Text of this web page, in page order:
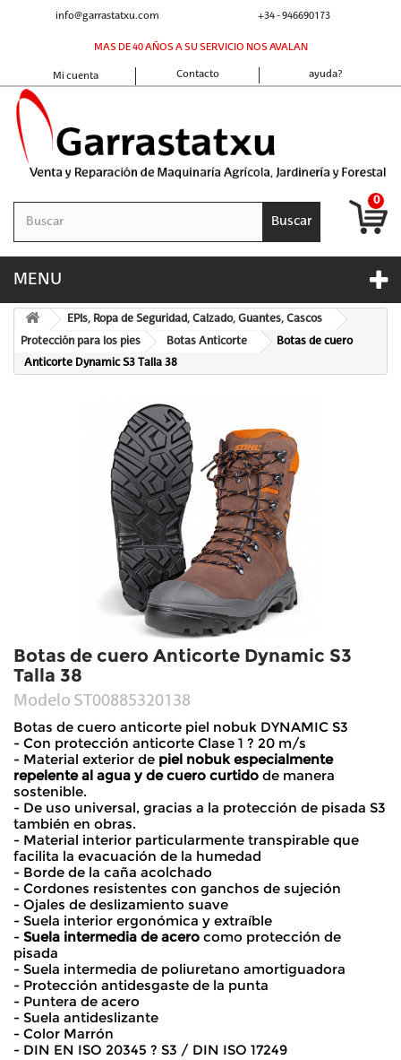
+34 - 946690173
info@garrastatxu.com
MAS DE 40 AÑOS A SU SERVICIO NOS AVALAN
ayuda?
Contacto
Mi cuenta
Buscar
0
MENU
EPIs, Ropa de Seguridad, Calzado, Guantes, Cascos
Protección para los pies Botas Anticorte
Botas de cuero
Anticorte Dynamic S3 Talla 38
Botas de cuero Anticorte Dynamic S3
Talla 38
Modelo ST00885320138
Botas de cuero anticorte piel nobuk DYNAMIC S3
- Con protección anticorte Clase 1 ? 20 m/s
- Material exterior de piel nobuk especialmente
repelente al agua y de cuero curtido de manera
sostenible.
- De uso universal, gracias a la protección de pisada S3
también en obras.
- Material interior particularmente transpirable que
facilita la evacuación de la humedad
- Borde de la caña acolchado
- Cordones resistentes con ganchos de sujeción
- Ojales de deslizamiento suave
- Suela interior ergonómica y extraíble
- Suela intermedia de acero como protección de
pisada
- Suela intermedia de poliuretano amortiguadora
- Protección antidesgaste de la punta
- Puntera de acero
- Suela antideslizante
- Color Marrón
- DIN EN ISO 20345 ? S3 / DIN ISO 17249